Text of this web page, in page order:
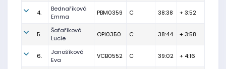
4.
Bednaříková
Emma
PBM0359 C 38:38 + 3:52
5.
Šafaříková
Lucie
OPI0350 C 38:44 + 3:58
6.
Janošíková
Eva
VCB0552 C 39:02 + 4:16